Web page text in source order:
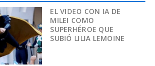
EL VIDEO CON IA DE
MILEI COMO
SUPERHÉROE QUE
SUBIÓ LILIA LEMOINE